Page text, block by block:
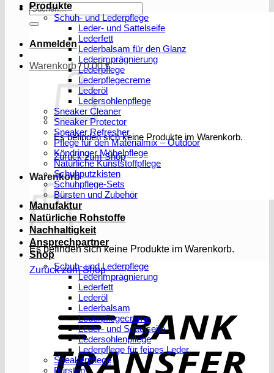
Suchen
nach:
Anmelden
Warenkorb /0,00€
Es befinden sich keine Produkte im Warenkorb.
Zurück zum Shop
Warenkorb
Es befinden sich keine Produkte im Warenkorb.
Zurück zum Shop
Produkte
Schuh- und Lederpflege
Leder- und Sattelseife
Lederfett
Lederbalsam für den Glanz
Lederimprägnierung
Lederpflege
Lederpflegecreme
Lederöl
Ledersohlenpflege
Sneaker Cleaner
Sneaker Protector
Sneaker Refresher
Pflege für den Materialmix – Outdoor
Köndringer Möbelpflege
Natürliche Kunststoffpflege
Schuhputzkisten
Schuhpflege-Sets
Bürsten und Zubehör
Manufaktur
Natürliche Rohstoffe
Nachhaltigkeit
Ansprechpartner
Shop
Schuh- und Lederpflege
Lederimprägnierung
Lederfett
Lederöl
Lederbalsam
Lederpflegecreme
Leder- und Sattelseife
Ledersohlenpflege
Lederpflege für feines Leder
Sneakerpflege
Bürsten